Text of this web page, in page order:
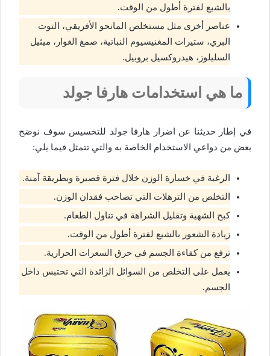
بالشبع لفترة أطول من الوقت.
عناصر أخرى مثل مستخلص المانجو الأفريقي، التوت
البري، ستيرات المغنيسيوم النباتية، صمغ الغوار، ميثيل
السليلوز، هيدروكسيل بروبيل.
ما هي استخدامات هارفا جولد
في إطار حديثنا عن اضرار هارفا جولد للتخسيس سوف نوضح
بعض من دواعي الاستخدام الخاصة به والتي تتمثل فيما يلي:
الرغبة في خسارة الوزن خلال فترة قصيرة وبطريقة آمنة.
التخلص من الترهلات التي تصاحب فقدان الوزن.
كبح الشهية وتقليل الشراهة في تناول الطعام.
زيادة الشعور بالشبع لفترة أطول من الوقت.
ترفع من كفاءة الجسم في حرق السعرات الحرارية.
يعمل على التخلص من السوائل الزائدة التي تحتبس داخل
الجسم.